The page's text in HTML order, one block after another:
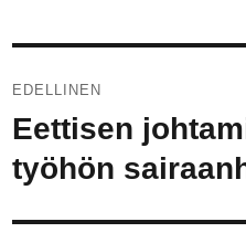
selaus
EDELLINEN
Edellinen
artikkeli:
Eettisen
työhön